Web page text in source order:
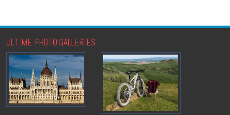
ULTIME PHOTO GALLERIES